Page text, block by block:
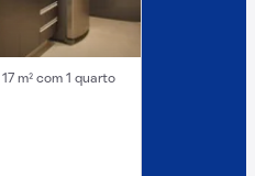
m² com 1 quarto